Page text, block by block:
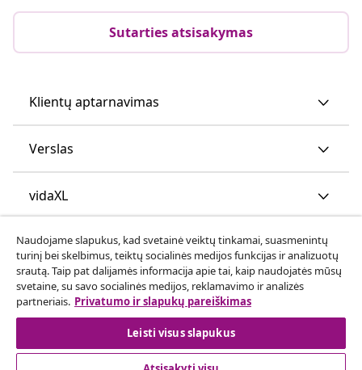
Sutarties atsisakymas
Klientų aptarnavimas
Verslas
vidaXL
Atraskite daugiau
Naudojame slapukus, kad svetainė veiktų tinkamai, suasmenintų
turinį bei skelbimus, teiktų socialinės medijos funkcijas ir analizuotų
srautą. Taip pat dalijamės informacija apie tai, kaip naudojatės mūsų
svetaine, su savo socialinės medijos, reklamavimo ir analizės
partneriais. Privatumo ir slapukų pareiškimas
Leisti visus slapukus